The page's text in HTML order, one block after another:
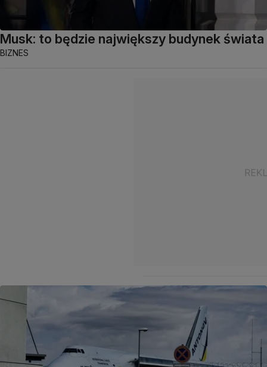
Musk: to będzie największy budynek świata
BIZNES